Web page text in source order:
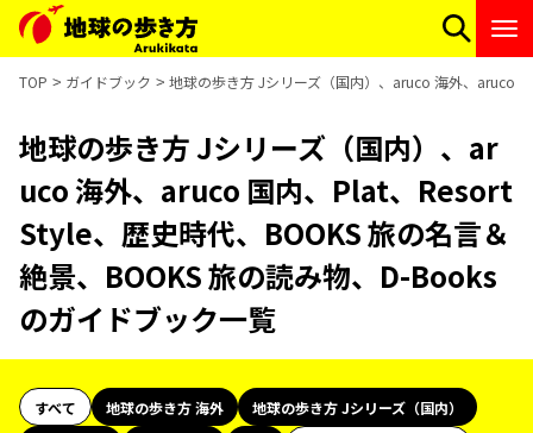
TOP ガイドブック 地球の歩き方 Jシリーズ（国内）、aruco 海外、aruco
地球の歩き方 Jシリーズ（国内）、ar
uco 海外、aruco 国内、Plat、Resort
Style、歴史時代、BOOKS 旅の名言＆
絶景、BOOKS 旅の読み物、D-Books
のガイドブック一覧
すべて 地球の歩き方 海外
地球の歩き方 Jシリーズ（国内）